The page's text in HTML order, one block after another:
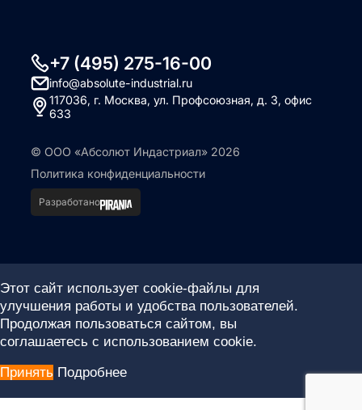
+7 (495) 275-16-00
info@absolute-industrial.ru
117036, г. Москва, ул. Профсоюзная, д. 3, офис
633
© ООО «Абсолют Индастриал» 2026
Политика конфиденциальности
Разработано
Этот сайт использует cookie-файлы для
улучшения работы и удобства пользователей.
Продолжая пользоваться сайтом, вы
соглашаетесь с использованием cookie.
Принять Подробнее